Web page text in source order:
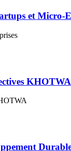
et Micro-
KHOTWA